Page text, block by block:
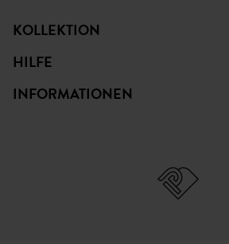
KOLLEKTION
HILFE
INFORMATIONEN